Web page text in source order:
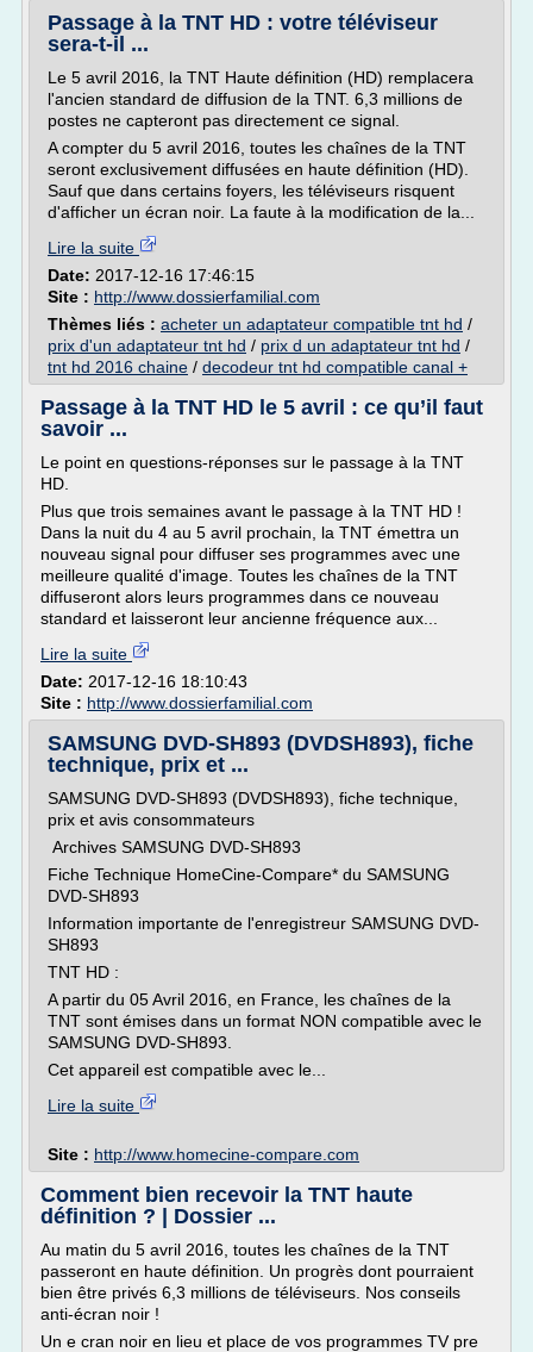
Passage à la TNT HD : votre téléviseur
sera-t-il ...
Le 5 avril 2016, la TNT Haute définition (HD) remplacera
l'ancien standard de diffusion de la TNT. 6,3 millions de
postes ne capteront pas directement ce signal.
A compter du 5 avril 2016, toutes les chaînes de la TNT
seront exclusivement diffusées en haute définition (HD).
Sauf que dans certains foyers, les téléviseurs risquent
d'afficher un écran noir. La faute à la modification de la...
Lire la suite
Date: 2017-12-16 17:46:15
Site : http://www.dossierfamilial.com
Thèmes liés : acheter un adaptateur compatible tnt hd /
prix d'un adaptateur tnt hd / prix d un adaptateur tnt hd /
tnt hd 2016 chaine / decodeur tnt hd compatible canal +
Passage à la TNT HD le 5 avril : ce qu’il faut
savoir ...
Le point en questions-réponses sur le passage à la TNT
HD.
Plus que trois semaines avant le passage à la TNT HD !
Dans la nuit du 4 au 5 avril prochain, la TNT émettra un
nouveau signal pour diffuser ses programmes avec une
meilleure qualité d'image. Toutes les chaînes de la TNT
diffuseront alors leurs programmes dans ce nouveau
standard et laisseront leur ancienne fréquence aux...
Lire la suite
Date: 2017-12-16 18:10:43
Site : http://www.dossierfamilial.com
SAMSUNG DVD-SH893 (DVDSH893), fiche
technique, prix et ...
SAMSUNG DVD-SH893 (DVDSH893), fiche technique,
prix et avis consommateurs
Archives SAMSUNG DVD-SH893
Fiche Technique HomeCine-Compare* du SAMSUNG
DVD-SH893
Information importante de l'enregistreur SAMSUNG DVD-
SH893
TNT HD :
A partir du 05 Avril 2016, en France, les chaînes de la
TNT sont émises dans un format NON compatible avec le
SAMSUNG DVD-SH893.
Cet appareil est compatible avec le...
Lire la suite
Site : http://www.homecine-compare.com
Comment bien recevoir la TNT haute
définition ? | Dossier ...
Au matin du 5 avril 2016, toutes les chaînes de la TNT
passeront en haute définition. Un progrès dont pourraient
bien être privés 6,3 millions de téléviseurs. Nos conseils
anti-écran noir !
Un e cran noir en lieu et place de vos programmes TV pre